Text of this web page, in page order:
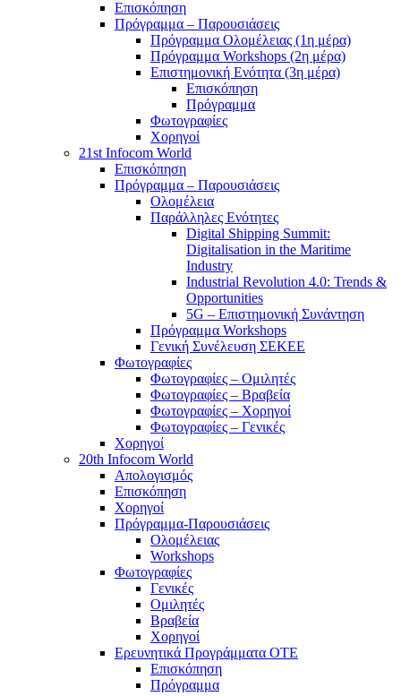
Επισκόπηση
Πρόγραμμα – Παρουσιάσεις
Πρόγραμμα Ολομέλειας (1η μέρα)
Πρόγραμμα Workshops (2η μέρα)
Επιστημονική Ενότητα (3η μέρα)
Επισκόπηση
Πρόγραμμα
Φωτογραφίες
Χορηγοί
21st Infocom World
Επισκόπηση
Πρόγραμμα – Παρουσιάσεις
Ολομέλεια
Παράλληλες Ενότητες
Digital Shipping Summit:
Digitalisation in the Maritime
Industry
Industrial Revolution 4.0: Trends &
Opportunities
5G – Επιστημονική Συνάντηση
Πρόγραμμα Workshops
Γενική Συνέλευση ΣΕΚΕΕ
Φωτογραφίες
Φωτογραφίες – Ομιλητές
Φωτογραφίες – Βραβεία
Φωτογραφίες – Χορηγοί
Φωτογραφίες – Γενικές
Χορηγοί
20th Infocom World
Απολογισμός
Επισκόπηση
Χορηγοί
Πρόγραμμα-Παρουσιάσεις
Ολομέλειας
Workshops
Φωτογραφίες
Γενικές
Ομιλητές
Βραβεία
Χορηγοί
Ερευνητικά Προγράμματα ΟΤΕ
Επισκόπηση
Πρόγραμμα